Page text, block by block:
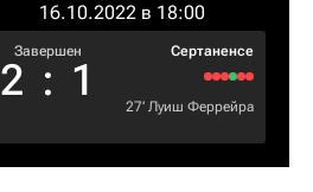
16.10.2022 в 18:00
Завершен
2 : 1
Сертаненсе
27‎’‎ Луиш Феррейра